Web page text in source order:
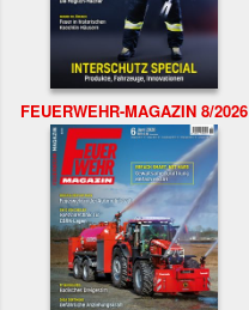
FEUERWEHR-MAGAZIN 8/2026